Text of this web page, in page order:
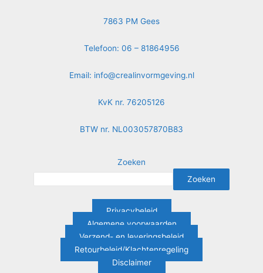
7863 PM Gees
Telefoon: 06 – 81864956
Email: info@crealinvormgeving.nl
KvK nr. 76205126
BTW nr. NL003057870B83
Zoeken
Zoeken
Privacybeleid
Algemene voorwaarden
Verzend- en leveringsbeleid
Retourbeleid/Klachtenregeling
Disclaimer